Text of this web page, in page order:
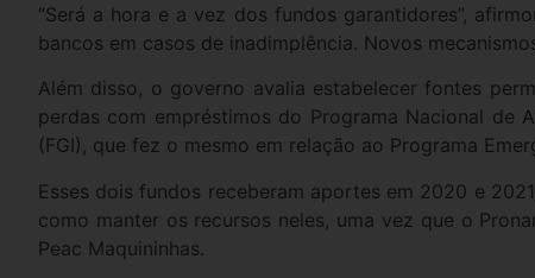
“Será a hora e a vez dos fundos garantidores”,
bancos em casos de inadimplência. Novos
Além disso, o governo avalia estabelecer fontes
perdas com empréstimos do Programa Nacional de
(FGI), que fez o mesmo em relação ao Programa
Esses dois fundos receberam aportes em 2020 e
como manter os recursos neles, uma vez que o
Peac Maquininhas.